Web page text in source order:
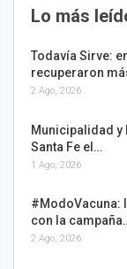
Lo más
Todavía Sirve:
recuperaron
2 Ago, 2026
Municipalidad y
Santa Fe el…
1 Ago, 2026
#ModoVacuna:
con la
2 Ago, 2026